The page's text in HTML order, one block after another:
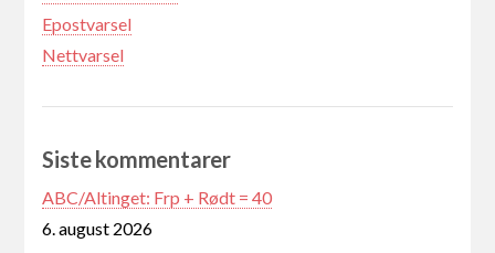
Epostvarsel
Nettvarsel
Siste kommentarer
ABC/Altinget: Frp + Rødt = 40
6. august 2026